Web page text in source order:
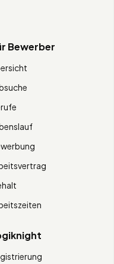
Bewerber